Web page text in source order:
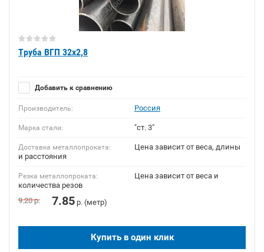
Труба ВГП 32х2,8
Добавить к сравнению
Производитель: Россия
Марка стали: "ст. 3"
Доставка металлопроката:
Цена зависит от веса, длины
и расстояния
Резка металлопроката:
Цена зависит от веса и
количества резов
9.20р. 7.85 р. (метр)
Купить в один клик